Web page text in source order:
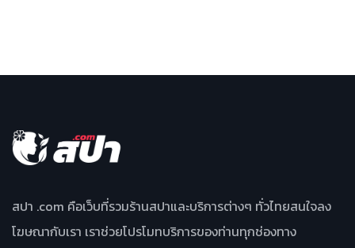
สปา .com คือเว็บที่รวมร้านสปาและบริการต่างๆ ทั่วไทยสนใจลง
โฆษณากับเรา เราช่วยโปรโมทบริการของท่านทุกช่องทาง